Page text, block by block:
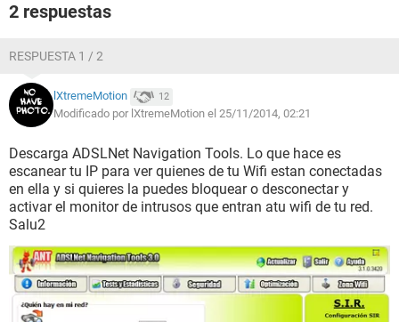
2 respuestas
RESPUESTA 1 / 2
lXtremeMotion 12
Modificado por lXtremeMotion el 25/11/2014, 02:21
Descarga ADSLNet Navigation Tools. Lo que hace es
escanear tu IP para ver quienes de tu Wifi estan conectadas
en ella y si quieres la puedes bloquear o desconectar y
activar el monitor de intrusos que entran atu wifi de tu red.
Salu2